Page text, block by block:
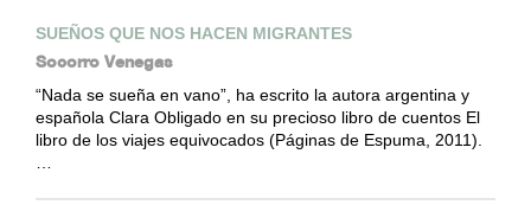
SUEÑOS QUE NOS HACEN MIGRANTES
Socorro Venegas
“Nada se sueña en vano”, ha escrito la autora argentina y
española Clara Obligado en su precioso libro de cuentos El
libro de los viajes equivocados (Páginas de Espuma, 2011).